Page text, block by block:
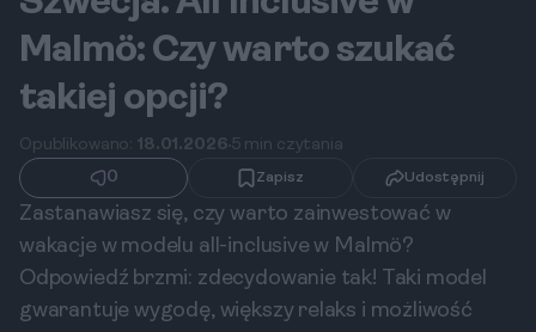
Malmö: Czy warto szukać
takiej opcji?
Opublikowano: 18.01.2026 5 min czytania
0
Zapisz Udostępnij
Zastanawiasz się, czy warto zainwestować w
wakacje w modelu all-inclusive w Malmö?
Odpowiedź brzmi: zdecydowanie tak! Taki model
gwarantuje wygodę, większy relaks i możliwość